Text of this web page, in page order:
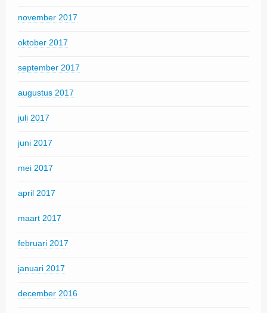
november 2017
oktober 2017
september 2017
augustus 2017
juli 2017
juni 2017
mei 2017
april 2017
maart 2017
februari 2017
januari 2017
december 2016